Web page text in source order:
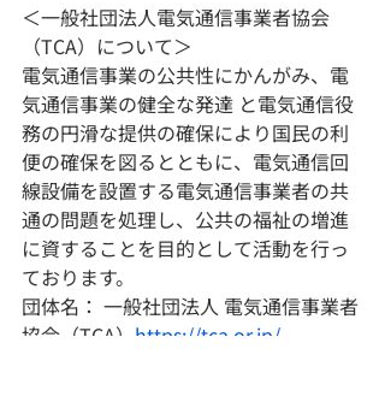
＜一般社団法人電気通信事業者協会
（TCA）について＞
電気通信事業の公共性にかんがみ、電
気通信事業の健全な発達 と電気通信役
務の円滑な提供の確保により国民の利
便の確保を図るとともに、電気通信回
線設備を設置する電気通信事業者の共
通の問題を処理し、公共の福祉の増進
に資することを目的として活動を行っ
ております。
団体名： 一般社団法人 電気通信事業者
協会（TCA） https://tca.or.jp/